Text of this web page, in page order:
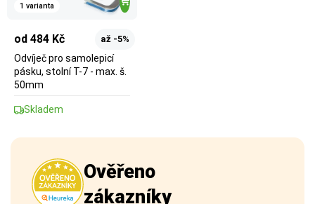
1 varianta
od 484 Kč až -5%
Odvíječ pro samolepicí
pásku, stolní T-7 - max. š.
50mm
Skladem
Ověřeno
zákazníky